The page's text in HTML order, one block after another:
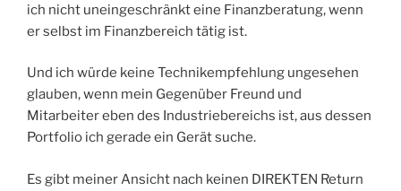
ich nicht uneingeschränkt eine Finanzberatung, wenn
er selbst im Finanzbereich tätig ist.
Und ich würde keine Technikempfehlung ungesehen
glauben, wenn mein Gegenüber Freund und
Mitarbeiter eben des Industriebereichs ist, aus dessen
Portfolio ich gerade ein Gerät suche.
Es gibt meiner Ansicht nach keinen DIREKTEN Return